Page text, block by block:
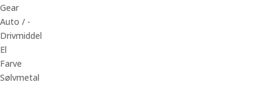
Gear
Auto / -
Drivmiddel
El
Farve
Sølvmetal